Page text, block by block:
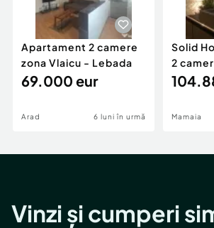
Apartament 2 camere
zona Vlaicu - Lebada
69.000 eur
Arad 6 luni în urmă
Solid
2
Mamaia
Vinzi și cumperi